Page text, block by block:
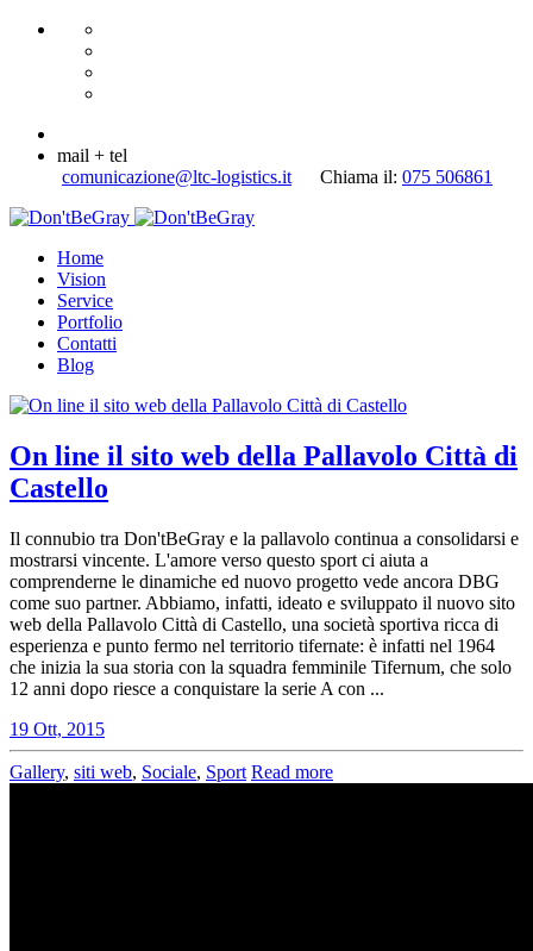
mail + tel
comunicazione@ltc-logistics.it
Chiama il: 075 506861
Home
Vision
Service
Portfolio
Contatti
Blog
On line il sito web della Pallavolo Città di
Castello
Il connubio tra Don'tBeGray e la pallavolo continua a consolidarsi e
mostrarsi vincente. L'amore verso questo sport ci aiuta a
comprenderne le dinamiche ed nuovo progetto vede ancora DBG
come suo partner. Abbiamo, infatti, ideato e sviluppato il nuovo sito
web della Pallavolo Città di Castello, una società sportiva ricca di
esperienza e punto fermo nel territorio tifernate: è infatti nel 1964
che inizia la sua storia con la squadra femminile Tifernum, che solo
12 anni dopo riesce a conquistare la serie A con ...
19 Ott, 2015
Gallery, siti web, Sociale, Sport Read more